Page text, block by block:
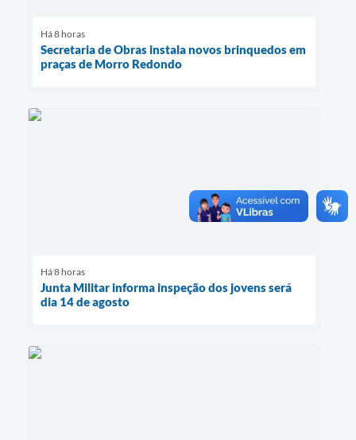
Há 8 horas
Secretaria de Obras instala novos brinquedos em
praças de Morro Redondo
Há 8 horas
Junta Militar informa inspeção dos jovens será
dia 14 de agosto